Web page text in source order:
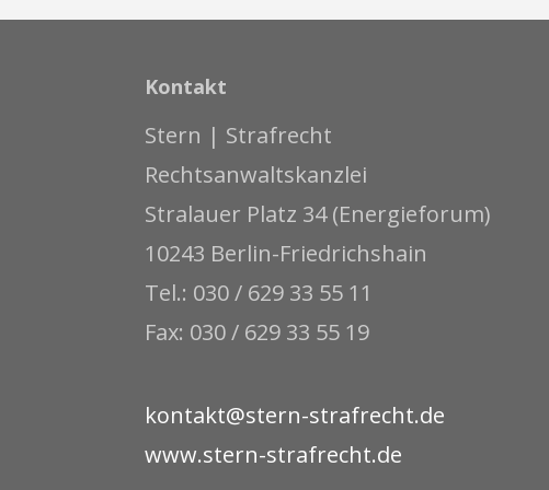
Kontakt
Stern | Strafrecht
Rechtsanwaltskanzlei
Stralauer Platz 34 (Energieforum)
10243 Berlin-Friedrichshain
Tel.: 030 / 629 33 55 11
Fax: 030 / 629 33 55 19
kontakt@stern-strafrecht.de
www.stern-strafrecht.de